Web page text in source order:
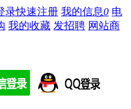
录快速注册 我的信息0 电
我的收藏 发招聘 网站商